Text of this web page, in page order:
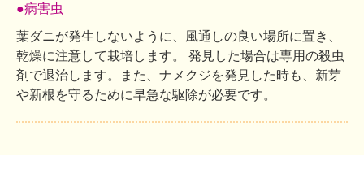
●病害虫
葉ダニが発生しないように、風通しの良い場所に置き、
乾燥に注意して栽培します。 発見した場合は専用の殺虫
剤で退治します。また、ナメクジを発見した時も、新芽
や新根を守るために早急な駆除が必要です。